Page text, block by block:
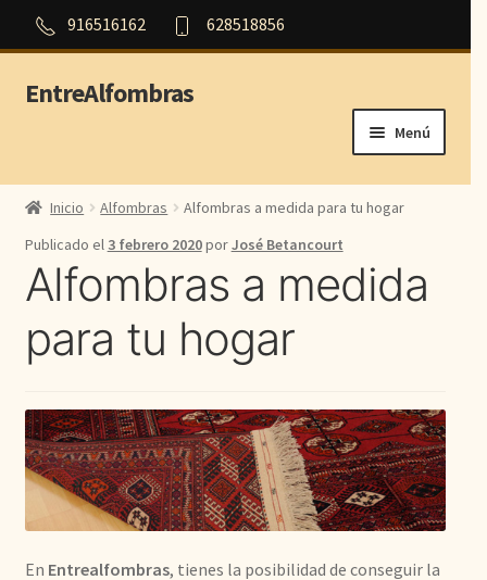
916516162 628518856
Ir
Ir
EntreAlfombras
Menú
Inicio
Outlet
Orientales
Persas
Modernas
Aubusson
Kilim
Inicio Alfombras
Alfombras a medida para tu hogar
Publicado el 3 febrero 2020porJosé Betancourt
Alfombras a medida
para tu hogar
En Entrealfombras, tienes la posibilidad de conseguir la